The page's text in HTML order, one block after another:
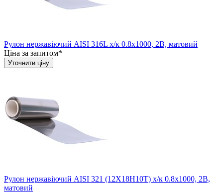
Рулон нержавіючий AISI 316L х/к 0.8х1000, 2B, матовий
Ціна за запитом*
Уточнити ціну
Рулон нержавіючий AISI 321 (12Х18Н10Т) х/к 0.8х1000, 2B,
матовий